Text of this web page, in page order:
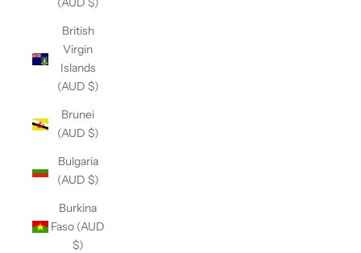
British
Virgin
Islands
(AUD $)
Brunei
(AUD $)
Bulgaria
(AUD $)
Burkina
Faso (AUD
$)